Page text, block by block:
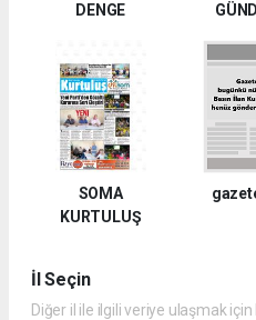
DENGE
SOMA
KURTULUŞ
İl Seçin
Diğer il ile ilgili veriye ulaşmak